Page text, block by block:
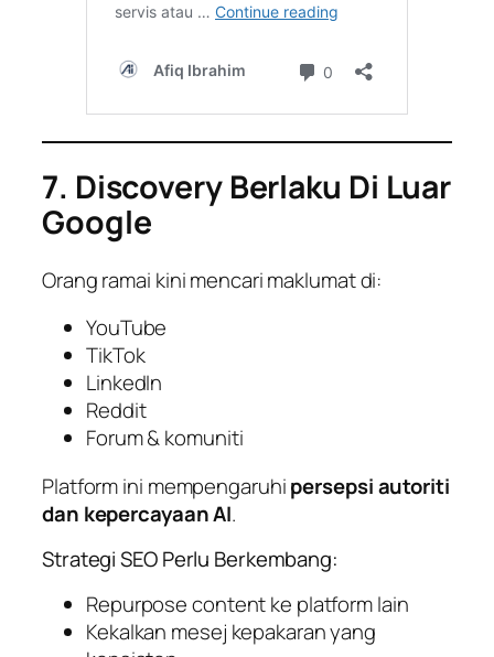
7. Discovery Berlaku Di Luar
Google
Orang ramai kini mencari maklumat di:
YouTube
TikTok
LinkedIn
Reddit
Forum & komuniti
Platform ini mempengaruhipersepsi autoriti
dan kepercayaan AI.
Strategi SEO Perlu Berkembang:
Repurpose content ke platform lain
Kekalkan mesej kepakaran yang